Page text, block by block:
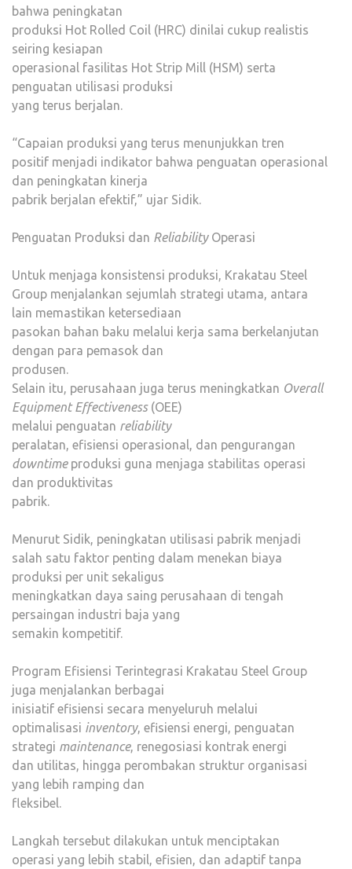
bahwa peningkatan
produksi Hot Rolled Coil (HRC) dinilai cukup realistis
seiring kesiapan
operasional fasilitas Hot Strip Mill (HSM) serta
penguatan utilisasi produksi
yang terus berjalan.
“Capaian produksi yang terus menunjukkan tren
positif menjadi indikator bahwa penguatan operasional
dan peningkatan kinerja
pabrik berjalan efektif,” ujar Sidik.
Penguatan Produksi dan ReliabilityOperasi
Untuk menjaga konsistensi produksi, Krakatau Steel
Group menjalankan sejumlah strategi utama, antara
lain memastikan ketersediaan
pasokan bahan baku melalui kerja sama berkelanjutan
dengan para pemasok dan
produsen.
Selain itu, perusahaan juga terus meningkatkan Overall
Equipment Effectiveness(OEE)
melalui penguatan reliability
peralatan, efisiensi operasional, dan pengurangan
downtimeproduksi guna menjaga stabilitas operasi
dan produktivitas
pabrik.
Menurut Sidik, peningkatan utilisasi pabrik menjadi
salah satu faktor penting dalam menekan biaya
produksi per unit sekaligus
meningkatkan daya saing perusahaan di tengah
persaingan industri baja yang
semakin kompetitif.
Program Efisiensi Terintegrasi Krakatau Steel Group
juga menjalankan berbagai
inisiatif efisiensi secara menyeluruh melalui
optimalisasi inventory, efisiensi energi, penguatan
strategi maintenance, renegosiasi kontrak energi
dan utilitas, hingga perombakan struktur organisasi
yang lebih ramping dan
fleksibel.
Langkah tersebut dilakukan untuk menciptakan
operasi yang lebih stabil, efisien, dan adaptif tanpa